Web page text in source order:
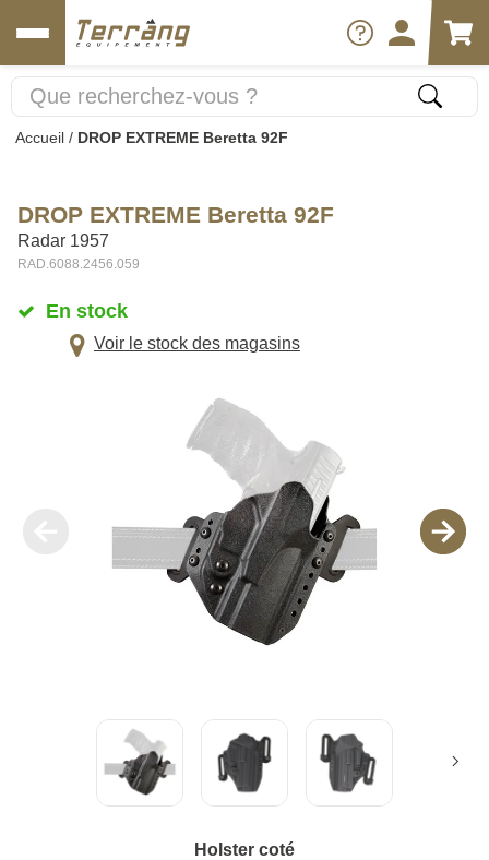
Accueil / DROP EXTREME Beretta 92F
DROP EXTREME Beretta 92F
Radar 1957
RAD.6088.2456.059
En stock
Voir le stock des magasins
Holster coté